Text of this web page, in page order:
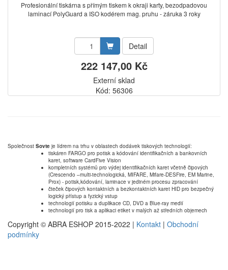
Profesionální tiskárna s přímým tiskem k okraji karty, bezodpadovou
laminací PolyGuard a ISO kodérem mag. pruhu - záruka 3 roky
Detail
222 147,00 Kč
Externí sklad
Kód: 56306
Společnost Sovte je lídrem na trhu v oblastech dodávek tiskových technologií:
tiskáren FARGO pro potisk a kódování identifikačních a bankovních
karet, software CardFive Vision
kompletních systémů pro výdej identifikačních karet včetně čipových
(Crescendo –multi-technologická, MIFARE, Mifare-DESFire, EM Marine,
Prox) - potisk,kódování, laminace v jediném procesu zpracování
čteček čipových kontaktních a bezkontaktních karet HID pro bezpečný
logický přístup a fyzický vstup
technologií potisku a duplikace CD, DVD a Blue-ray medií
technologií pro tisk a aplikaci etiket v malých až středních objemech
Copyright © ABRA ESHOP 2015-2022 | Kontakt | Obchodní
podmínky